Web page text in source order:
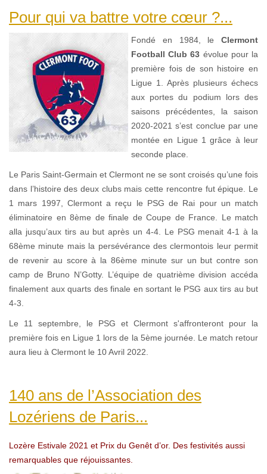
Pour qui va battre votre cœur ?...
Fondé en 1984, le Clermont
Football Club 63 évolue pour la
première fois de son histoire en
Ligue 1. Après plusieurs échecs
aux portes du podium lors des
saisons précédentes, la saison
2020-2021 s’est conclue par une
montée en Ligue 1 grâce à leur
seconde place.
Le Paris Saint-Germain et Clermont ne se sont croisés qu’une fois
dans l’histoire des deux clubs mais cette rencontre fut épique. Le
1 mars 1997, Clermont a reçu le PSG de Rai pour un match
éliminatoire en 8ème de finale de Coupe de France. Le match
alla jusqu’aux tirs au but après un 4-4. Le PSG menait 4-1 à la
68ème minute mais la persévérance des clermontois leur permit
de revenir au score à la 86ème minute sur un but contre son
camp de Bruno N’Gotty. L’équipe de quatrième division accéda
finalement aux quarts des finale en sortant le PSG aux tirs au but
4-3.
Le 11 septembre, le PSG et Clermont s'affronteront pour la
première fois en Ligue 1 lors de la 5ème journée. Le match retour
aura lieu à Clermont le 10 Avril 2022.
140 ans de l’Association des
Lozériens de Paris...
Lozère Estivale 2021 et Prix du Genêt d’or. Des festivités aussi
remarquables que réjouissantes.